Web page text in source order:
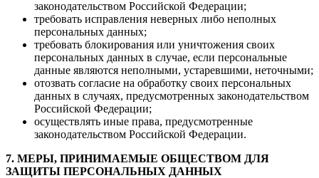
законодательством Российской Федерации;
требовать исправления неверных либо неполных
персональных данных;
требовать блокирования или уничтожения своих
персональных данных в случае, если персональные
данные являются неполными, устаревшими, неточными;
отозвать согласие на обработку своих персональных
данных в случаях, предусмотренных законодательством
Российской Федерации;
осуществлять иные права, предусмотренные
законодательством Российской Федерации.
7. МЕРЫ, ПРИНИМАЕМЫЕ ОБЩЕСТВОМ ДЛЯ
ЗАЩИТЫ ПЕРСОНАЛЬНЫХ ДАННЫХ